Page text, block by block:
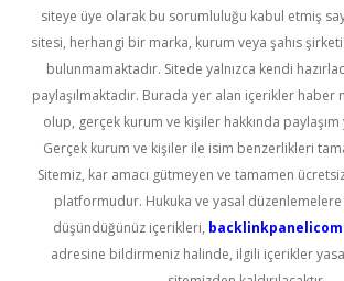
siteye üye olarak bu sorumluluğu kabul etmiş
sitesi, herhangi bir marka, kurum veya şahıs
bulunmamaktadır. Sitede yalnızca kendi
paylaşılmaktadır. Burada yer alan içerikler haber
olup, gerçek kurum ve kişiler hakkında paylaşım
Gerçek kurum ve kişiler ile isim benzerlikleri
Sitemiz, kar amacı gütmeyen ve tamamen
platformudur. Hukuka ve yasal düzenlemelere
düşündüğünüz içerikleri,
adresine bildirmeniz halinde, ilgili içerikler